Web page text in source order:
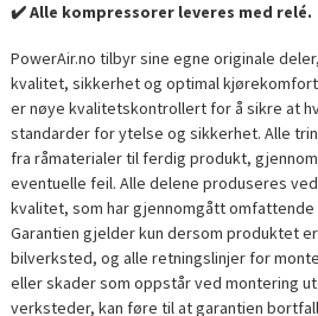
✔️ Alle kompressorer leveres med relé.
PowerAir.no tilbyr sine egne originale
kvalitet, sikkerhet og optimal
er nøye kvalitetskontrollert for å sikre at
standarder for ytelse og sikkerhet. Alle
fra råmaterialer til ferdig produkt,
eventuelle feil. Alle delene produseres
kvalitet, som har gjennomgått
Garantien gjelder kun dersom produktet
bilverksted, og alle retningslinjer for
eller skader som oppstår ved montering
verksteder, kan føre til at garantien